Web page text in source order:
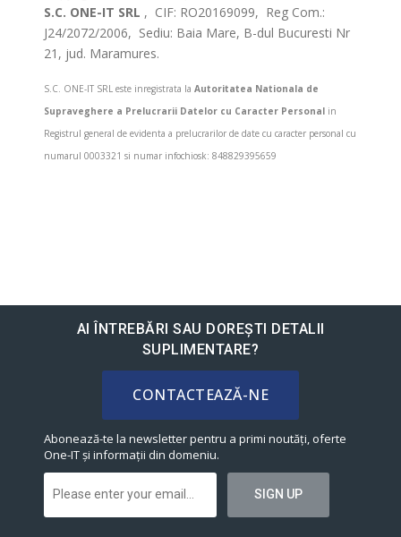
S.C. ONE-IT SRL , CIF: RO20169099, Reg Com.:
J24/2072/2006, Sediu: Baia Mare, B-dul Bucuresti Nr
21, jud. Maramures.
S.C. ONE-IT SRL este inregistrata la Autoritatea Nationala de
Supraveghere a Prelucrarii Datelor cu Caracter Personal in
Registrul general de evidenta a prelucrarilor de date cu caracter personal cu
numarul 0003321 si numar infochiosk: 848829395659
AI ÎNTREBĂRI SAU DOREȘTI DETALII
SUPLIMENTARE?
CONTACTEAZĂ-NE
Abonează-te la newsletter pentru a primi noutăți, oferte
One-IT și informații din domeniu.